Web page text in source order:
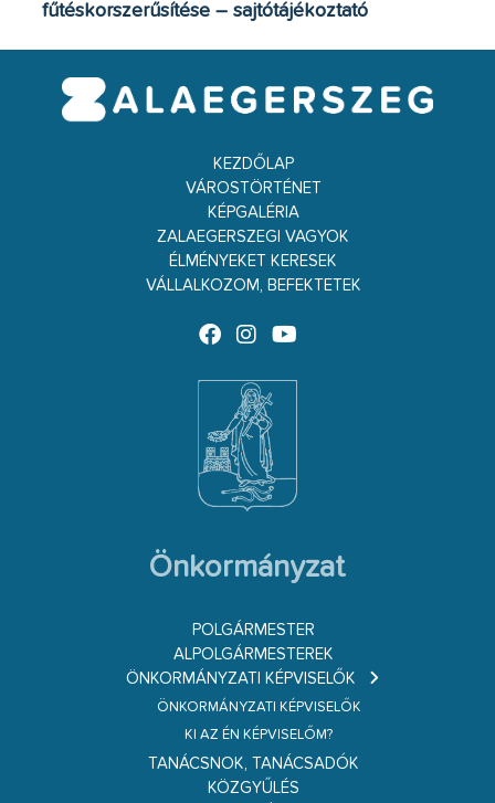
fűtéskorszerűsítése – sajtótájékoztató
KEZDŐLAP
VÁROSTÖRTÉNET
KÉPGALÉRIA
ZALAEGERSZEGI VAGYOK
ÉLMÉNYEKET KERESEK
VÁLLALKOZOM, BEFEKTETEK
Önkormányzat
POLGÁRMESTER
ALPOLGÁRMESTEREK
ÖNKORMÁNYZATI KÉPVISELŐK
ÖNKORMÁNYZATI KÉPVISELŐK
KI AZ ÉN KÉPVISELŐM?
TANÁCSNOK, TANÁCSADÓK
KÖZGYŰLÉS